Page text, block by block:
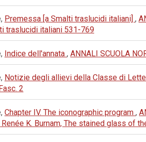
Premessa [a Smalti traslucidi italiani] ,
traslucidi italiani 531-769
Indice dell'annata , ANNALI SCUOLA
Notizie degli allievi della Classe di
2
Chapter IV. The iconographic program ,
Renée K. Burnam, The stained glass of